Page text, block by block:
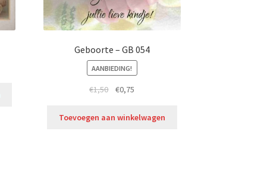
Geboorte – GB 054
AANBIEDING!
€1,50 €0,75
Toevoegen aan winkelwagen